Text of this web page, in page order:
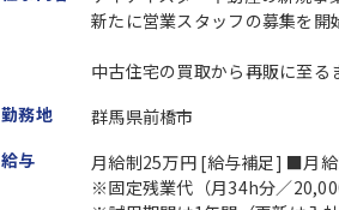
新たに営業スタッフの募集を開
中古住宅の買取から再販に至
勤務地
群馬県前橋市
給与
月給制25万円 [給与補足] ■月給
※固定残業代（月34h分／